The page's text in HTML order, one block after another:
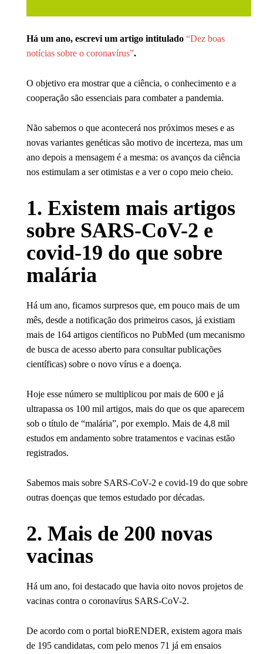
Há um ano, escrevi um artigo intitulado “Dez boas
notícias sobre o coronavírus”.
O objetivo era mostrar que a ciência, o conhecimento e a
cooperação são essenciais para combater a pandemia.
Não sabemos o que acontecerá nos próximos meses e as
novas variantes genéticas são motivo de incerteza, mas um
ano depois a mensagem é a mesma: os avanços da ciência
nos estimulam a ser otimistas e a ver o copo meio cheio.
1. Existem mais artigos
sobre SARS-CoV-2 e
covid-19 do que sobre
malária
Há um ano, ficamos surpresos que, em pouco mais de um
mês, desde a notificação dos primeiros casos, já existiam
mais de 164 artigos científicos no PubMed (um mecanismo
de busca de acesso aberto para consultar publicações
científicas) sobre o novo vírus e a doença.
Hoje esse número se multiplicou por mais de 600 e já
ultrapassa os 100 mil artigos, mais do que os que aparecem
sob o título de “malária”, por exemplo. Mais de 4,8 mil
estudos em andamento sobre tratamentos e vacinas estão
registrados.
Sabemos mais sobre SARS-CoV-2 e covid-19 do que sobre
outras doenças que temos estudado por décadas.
2. Mais de 200 novas
vacinas
Há um ano, foi destacado que havia oito novos projetos de
vacinas contra o coronavírus SARS-CoV-2.
De acordo com o portal bioRENDER, existem agora mais
de 195 candidatas, com pelo menos 71 já em ensaios